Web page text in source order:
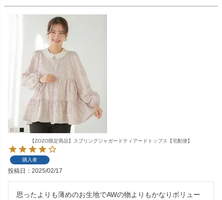
【ZOZO限定商品】スプリングジャガードティアードトップス【宅配便】
購入者
投稿日 2025/02/17
思ったよりも薄めのお生地でAWの物よりもかなりボリュー